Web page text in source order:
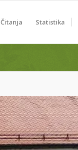
Čitanja Statistika